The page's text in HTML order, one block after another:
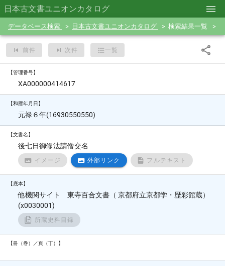
日本古文書ユニオンカタログ
データベース検索 日本古文書ユニオンカタログ 検索結果一覧
前件 次件 一覧
【管理番号】
XA000000414617
【和暦年月日】
元禄６年(16930550550)
【文書名】
後七日御修法請僧交名
イメージ 外部リンク フルテキスト
【底本】
他機関サイト 東寺百合文書（ 京都府立京都学・歴彩館蔵）
(x0030001)
所蔵史料目録
【冊（巻）／頁（丁）】